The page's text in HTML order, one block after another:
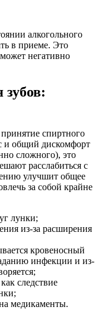
алкогольного
в приеме. Это
негативно
зубов:
принятие спиртного
и общий дискомфорт
сложного), это
расслабиться с
улучшит общее
за собой крайне
лунки;
из-за расширения
кровеносный
инфекции и из-
следствие
медикаменты.